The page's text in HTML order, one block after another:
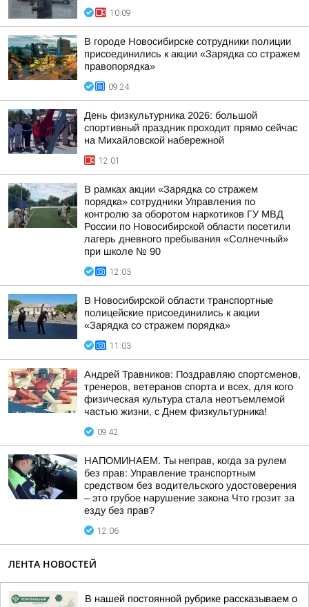
10:09
В городе Новосибирске сотрудники полиции
присоединились к акции «Зарядка со стражем
правопорядка»
09:24
День физкультурника 2026: большой
спортивный праздник проходит прямо сейчас
на Михайловской набережной
12:01
В рамках акции «Зарядка со стражем
порядка» сотрудники Управления по
контролю за оборотом наркотиков ГУ МВД
России по Новосибирской области посетили
лагерь дневного пребывания «Солнечный»
при школе № 90
12:03
В Новосибирской области транспортные
полицейские присоединились к акции
«Зарядка со стражем порядка»
11:03
Андрей Травников: Поздравляю спортсменов,
тренеров, ветеранов спорта и всех, для кого
физическая культура стала неотъемлемой
частью жизни, с Днем физкультурника!
09:42
НАПОМИНАЕМ. Ты неправ, когда за рулем
без прав: Управление транспортным
средством без водительского удостоверения
– это грубое нарушение закона Что грозит за
езду без прав?
12:06
ЛЕНТА НОВОСТЕЙ
В нашей постоянной рубрике рассказываем о